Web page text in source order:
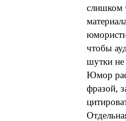
слишком
чтобы
шутки не
Юмор
фразой,